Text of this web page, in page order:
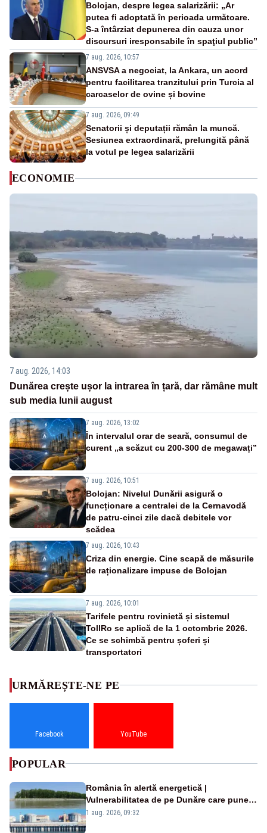
Bolojan, despre legea salarizării: „Ar
putea fi adoptată în perioada următoare.
S-a întârziat depunerea din cauza unor
discursuri iresponsabile în spaţiul public”
7 aug. 2026, 10:57
ANSVSA a negociat, la Ankara, un acord
pentru facilitarea tranzitului prin Turcia al
carcaselor de ovine și bovine
7 aug. 2026, 09:49
Senatorii și deputații rămân la muncă.
Sesiunea extraordinară, prelungită până
la votul pe legea salarizării
ECONOMIE
7 aug. 2026, 14:03
Dunărea crește ușor la intrarea în țară, dar rămâne mult
sub media lunii august
7 aug. 2026, 13:02
În intervalul orar de seară, consumul de
curent „a scăzut cu 200-300 de megawați”
7 aug. 2026, 10:51
Bolojan: Nivelul Dunării asigură o
funcționare a centralei de la Cernavodă
de patru-cinci zile dacă debitele vor
scădea
7 aug. 2026, 10:43
Criza din energie. Cine scapă de măsurile
de raționalizare impuse de Bolojan
7 aug. 2026, 10:01
Tarifele pentru rovinietă și sistemul
TollRo se aplică de la 1 octombrie 2026.
Ce se schimbă pentru șoferi și
transportatori
URMĂREȘTE-NE PE
Facebook YouTube
POPULAR
România în alertă energetică |
Vulnerabilitatea de pe Dunăre care pune
în pericol Centrala Cernavodă era
1 aug. 2026, 09:32